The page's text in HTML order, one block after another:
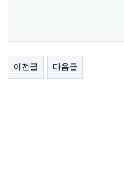
이전글 다음글